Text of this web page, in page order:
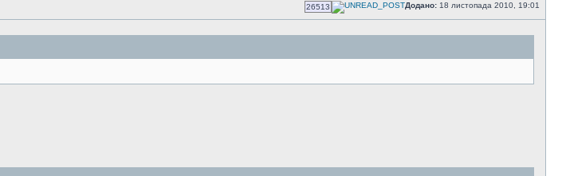
26513 Додано: 18 листопада 2010, 19:01